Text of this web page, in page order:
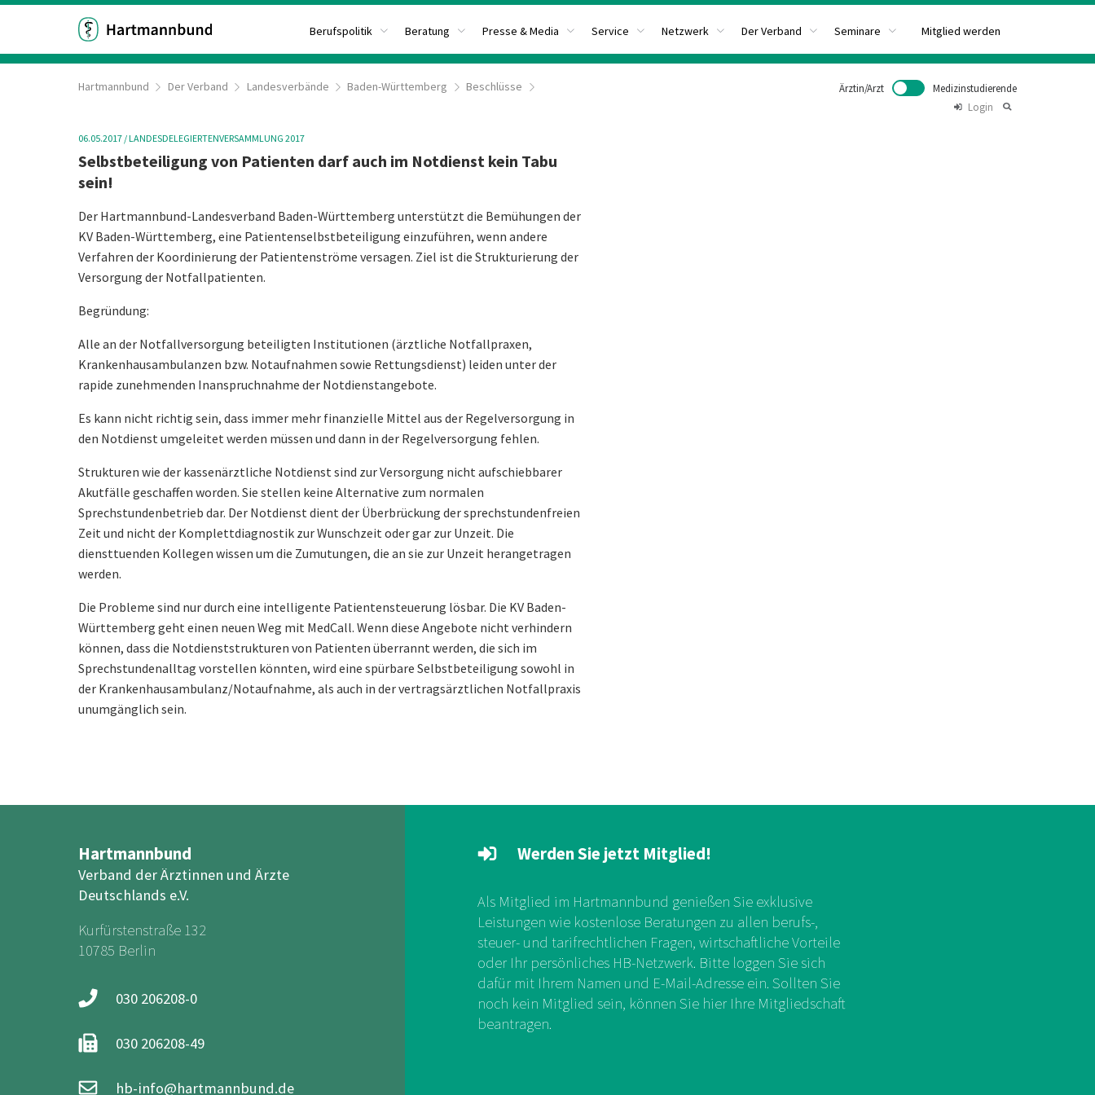
Berufspolitik Beratung Presse & Media Service Netzwerk Der Verband Seminare Mitglied werden
Hartmannbund Der Verband Landesverbände Baden-Württemberg Beschlüsse Ärztin/Arzt
Medizinstudierende
Login
06.05.2017 / LANDESDELEGIERTENVERSAMMLUNG 2017
Selbstbeteiligung von Patienten darf auch im Notdienst kein Tabu
sein!
Der Hartmannbund-Landesverband Baden-Württemberg unterstützt die Bemühungen der
KV Baden-Württemberg, eine Patientenselbstbeteiligung einzuführen, wenn andere
Verfahren der Koordinierung der Patientenströme versagen. Ziel ist die Strukturierung der
Versorgung der Notfallpatienten.
Begründung:
Alle an der Notfallversorgung beteiligten Institutionen (ärztliche Notfallpraxen,
Krankenhausambulanzen bzw. Notaufnahmen sowie Rettungsdienst) leiden unter der
rapide zunehmenden Inanspruchnahme der Notdienstangebote.
Es kann nicht richtig sein, dass immer mehr finanzielle Mittel aus der Regelversorgung in
den Notdienst umgeleitet werden müssen und dann in der Regelversorgung fehlen.
Strukturen wie der kassenärztliche Notdienst sind zur Versorgung nicht aufschiebbarer
Akutfälle geschaffen worden. Sie stellen keine Alternative zum normalen
Sprechstundenbetrieb dar. Der Notdienst dient der Überbrückung der sprechstundenfreien
Zeit und nicht der Komplettdiagnostik zur Wunschzeit oder gar zur Unzeit. Die
diensttuenden Kollegen wissen um die Zumutungen, die an sie zur Unzeit herangetragen
werden.
Die Probleme sind nur durch eine intelligente Patientensteuerung lösbar. Die KV Baden-
Württemberg geht einen neuen Weg mit MedCall. Wenn diese Angebote nicht verhindern
können, dass die Notdienststrukturen von Patienten überrannt werden, die sich im
Sprechstundenalltag vorstellen könnten, wird eine spürbare Selbstbeteiligung sowohl in
der Krankenhausambulanz/Notaufnahme, als auch in der vertragsärztlichen Notfallpraxis
unumgänglich sein.
Hartmannbund
Verband der Ärztinnen und Ärzte
Deutschlands e.V.
Kurfürstenstraße 132
10785 Berlin
030 206208-0
030 206208-49
hb-info@hartmannbund.de
Werden Sie jetzt Mitglied!
Als Mitglied im Hartmannbund genießen Sie exklusive
Leistungen wie kostenlose Beratungen zu allen berufs-,
steuer- und tarifrechtlichen Fragen, wirtschaftliche Vorteile
oder Ihr persönliches HB-Netzwerk. Bitte loggen Sie sich
dafür mit Ihrem Namen und E-Mail-Adresse ein. Sollten Sie
noch kein Mitglied sein, können Sie hier Ihre Mitgliedschaft
beantragen.